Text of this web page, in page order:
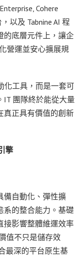
Cohere
以及 Tabnine AI 程
的底層元件上，讓企
營運並安心擴展規
化工具，而是一套可
IT 團隊終於能從大量
真正具有價值的創新
擎
備自動化、彈性擴
系的整合能力。基礎
接影響整體維運效率
值不只是儲存效
最深的平台原生基